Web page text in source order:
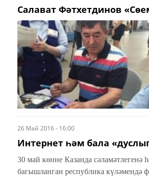
Салават Фәтхетдинов
26 Май 2016 - 16:00
Интернет һәм бала
30 май көнне Казанда сәламәтлегенә
багышланган республика күләмендә